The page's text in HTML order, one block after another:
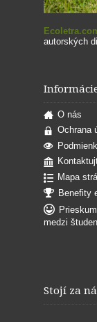
autorských
O nás
Ochrana
Mapa
Benefity
medzi
Stojí za